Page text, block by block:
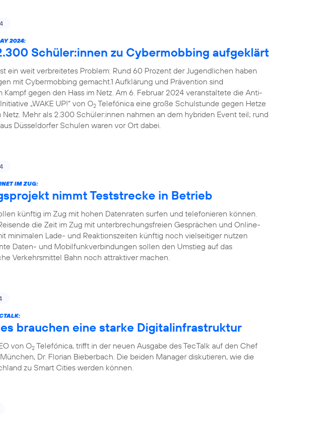
2024:
Schüler:innen zu Cybermobbing aufgeklärt
ein weit verbreitetes Problem: Rund 60 Prozent der Jugendlichen haben
mit Cybermobbing gemacht.1 Aufklärung und Prävention sind
Kampf gegen den Hass im Netz. Am 6. Februar 2024 veranstaltete die Anti-
„WAKE UP!“ von O2 Telefónica eine große Schulstunde gegen Hetze
Mehr als 2.300 Schüler:innen nahmen an dem hybriden Event teil; rund
Düsseldorfer Schulen waren vor Ort dabei.
IM ZUG:
nimmt Teststrecke in Betrieb
künftig im Zug mit hohen Datenraten surfen und telefonieren können.
die Zeit im Zug mit unterbrechungsfreien Gesprächen und Online-
minimalen Lade- und Reaktionszeiten künftig noch vielseitiger nutzen
Daten- und Mobilfunkverbindungen sollen den Umstieg auf das
Verkehrsmittel Bahn noch attraktiver machen.
brauchen eine starke Digitalinfrastruktur
von O2 Telefónica, trifft in der neuen Ausgabe des TecTalk auf den Chef
Dr. Florian Bieberbach. Die beiden Manager diskutieren, wie die
zu Smart Cities werden können.